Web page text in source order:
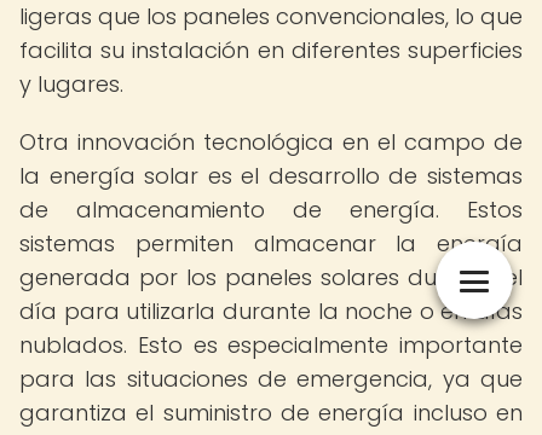
ligeras que los paneles convencionales, lo que
facilita su instalación en diferentes superficies
y lugares.
Otra innovación tecnológica en el campo de
la energía solar es el desarrollo de sistemas
de almacenamiento de energía. Estos
sistemas permiten almacenar la energía
generada por los paneles solares durante el
día para utilizarla durante la noche o en días
nublados. Esto es especialmente importante
para las situaciones de emergencia, ya que
garantiza el suministro de energía incluso en